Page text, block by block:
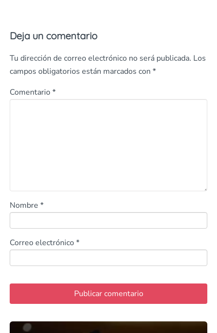
Deja un comentario
Tu dirección de correo electrónico no será publicada. Los
campos obligatorios están marcados con *
Comentario *
Nombre *
Correo electrónico *